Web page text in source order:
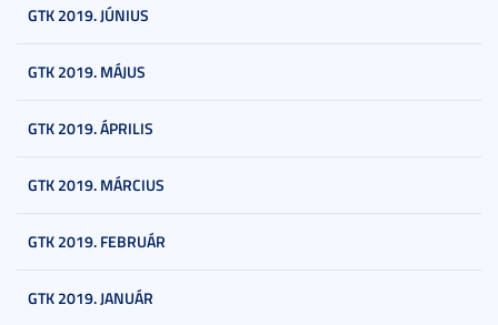
GTK 2019. JÚNIUS
GTK 2019. MÁJUS
GTK 2019. ÁPRILIS
GTK 2019. MÁRCIUS
GTK 2019. FEBRUÁR
GTK 2019. JANUÁR